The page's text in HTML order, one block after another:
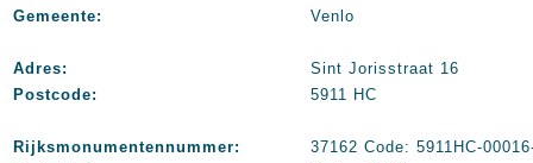
Gemeente:
Venlo
Adres:
Sint Jorisstraat 16
Postcode:
5911 HC
Rijksmonumentennummer:
37162 Code: 5911HC-